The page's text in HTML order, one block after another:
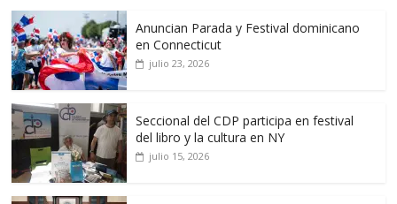
Anuncian Parada y Festival dominicano
en Connecticut
julio 23, 2026
Seccional del CDP participa en festival
del libro y la cultura en NY
julio 15, 2026